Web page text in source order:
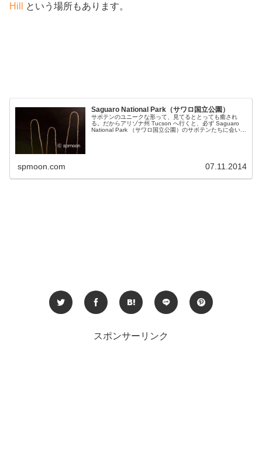
Hill
という場所もあります。
Saguaro National Park（サワロ国立公園）
サボテンのユニークな形って、見てるととっても癒され
る。だからアリゾナ州 Tucson へ行くと、必ず Saguaro
National Park （サワロ国立公園）のサボテンたちに会いに
spmoon.com 07.11.2014
スポンサーリンク